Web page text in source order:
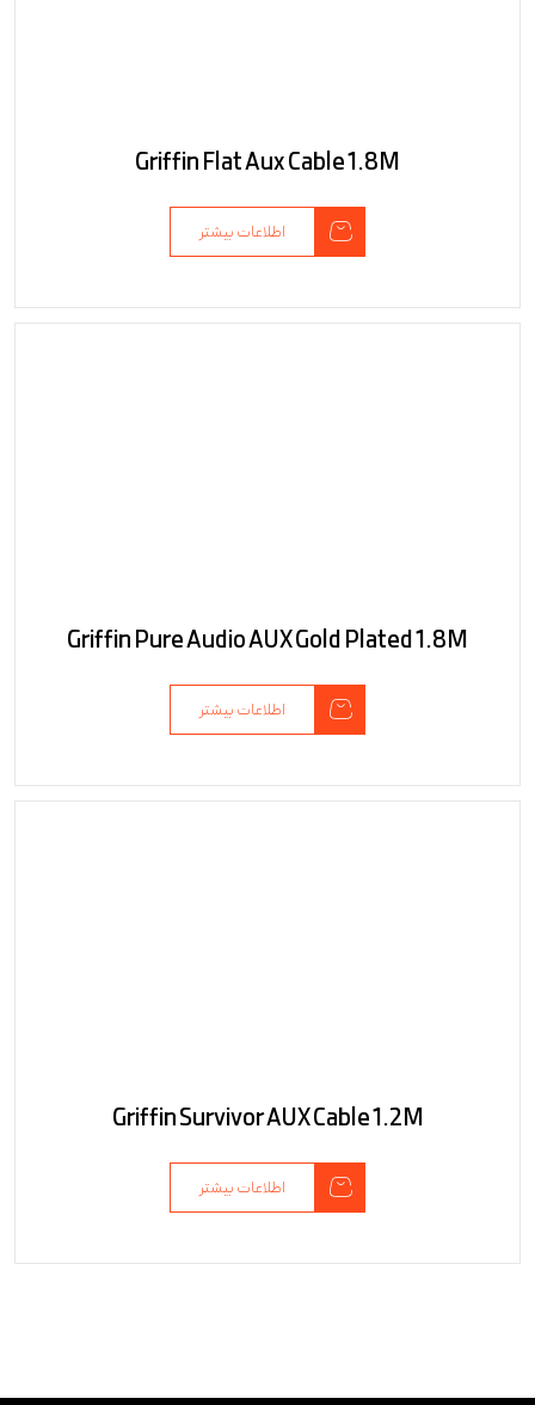
Griffin Flat Aux Cable 1.8M
اطلاعات بیشتر
Griffin Pure Audio AUX Gold Plated 1.8M
اطلاعات بیشتر
Griffin Survivor AUX Cable 1.2M
اطلاعات بیشتر